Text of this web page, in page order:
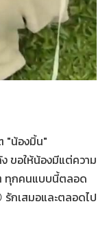
"น้องมิ้น"
ขอให้น้องมีแต่ความ
ทุกคนแบบนี้ตลอด
รักเสมอและตลอดไป